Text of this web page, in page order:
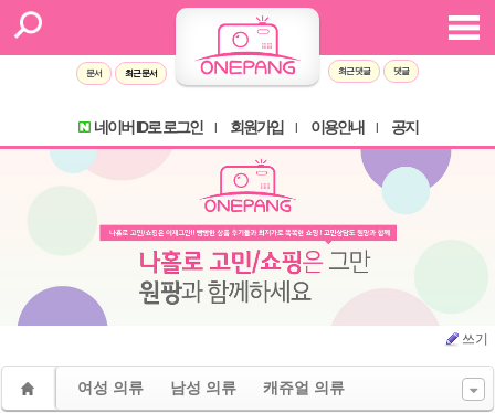
문서 최근 문서 최근 댓글 댓글
네이버 ID로 로그인 회원가입 이용안내 공지
쓰기
여성 의류 남성 의류 캐쥬얼 의류